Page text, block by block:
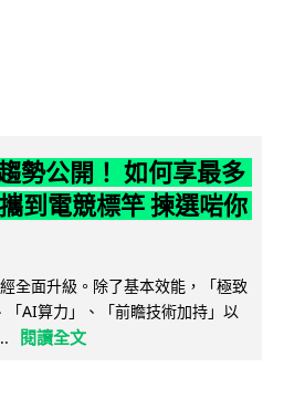
勢公開！ 如何享最多
到電競標竿 揀選啱你
全面升級。除了基本效能，「極致
AI算力」、「前瞻技術加持」以
閱讀全文